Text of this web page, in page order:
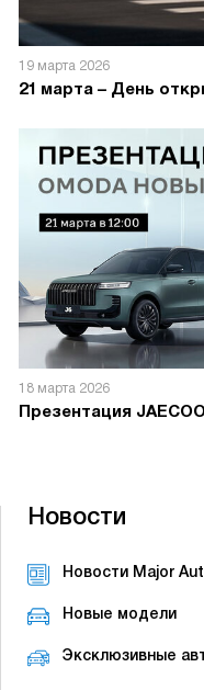
19 марта 2026
21 марта – День
18 марта 2026
Презентация
Новости
Новости Major
Новые модели
Эксклюзивные